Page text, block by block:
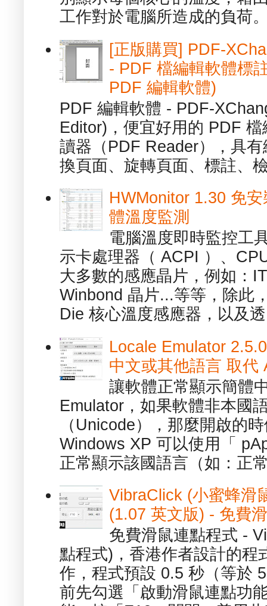
工作對於電腦所造成的負荷
[正版購買] PDF-
- PDF 檔編輯軟體標
PDF 編輯軟體)
PDF 編輯軟體 - PDF-
Editor)，便宜好用的 PDF
讀器（PDF Reader），具
換頁面、旋轉頁面、標註、
HWMonitor 1.30 免
體溫度監測
電腦溫度即時監控工
示卡處理器（ ACPI ）、
大多數的感應晶片，例如：
Winbond 晶片...等等，除此
Die 核心溫度感應器，以及
Locale Emulator
中文或其他語言 取代
讓軟體正常顯示簡體
Emulator，如果軟體非本國
（Unicode），那麼開啟的
Windows XP 可以使用「
正常顯示該國語言（如：正
VibraClick (小蜜蜂滑
(1.07 英文版) - 免費
免費滑鼠連點程式 -
點程式)，香港作者設計的程
作，程式預設 0.5 秒（等於
前先勾選「啟動滑鼠連點功